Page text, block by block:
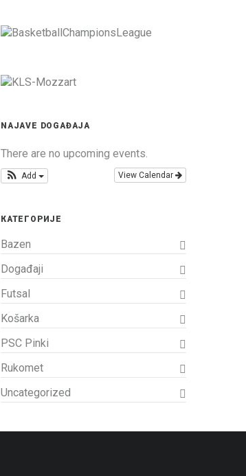
NAJAVE DOGAĐAJA
There are no upcoming events.
View Calendar
Add
КАТЕГОРИЈЕ
Bazen
Događaji
Futsal
Košarka
PSC Pinki
Rukomet
Uncategorized